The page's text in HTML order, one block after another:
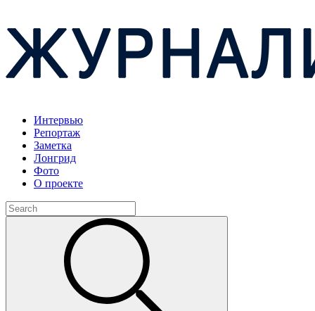
Интервью
Репортаж
Заметка
Лонгрид
Фото
О проекте